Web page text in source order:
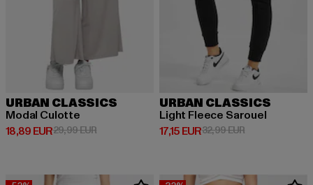
URBAN CLASSICS
Modal Culotte
18,89 EUR
Derzeitiger Preis: 18,89 EUR
29,99 EURAktionspreis: 29,99 EUR
URBAN CLASSICS
Light Fleece Sarouel
17,15 EUR
Derzeitiger Preis: 17,15 EUR
32,99 EURAktionspreis: